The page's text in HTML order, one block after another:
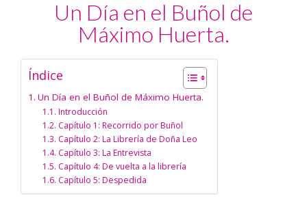
Un Día en el Buñol de
Máximo Huerta.
Índice
Un Día en el Buñol de Máximo Huerta.
Introducción
Capítulo 1: Recorrido por Buñol
Capítulo 2: La Librería de Doña Leo
Capítulo 3: La Entrevista
Capítulo 4: De vuelta a la librería
Capítulo 5: Despedida